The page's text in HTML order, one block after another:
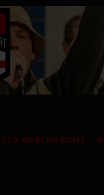
FCA MERCHANDISE